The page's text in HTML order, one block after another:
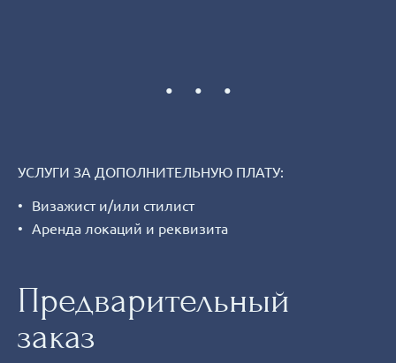
УСЛУГИ ЗА ДОПОЛНИТЕЛЬНУЮ ПЛАТУ:
Визажист и/или стилист
Аренда локаций и реквизита
Предварительный
заказ